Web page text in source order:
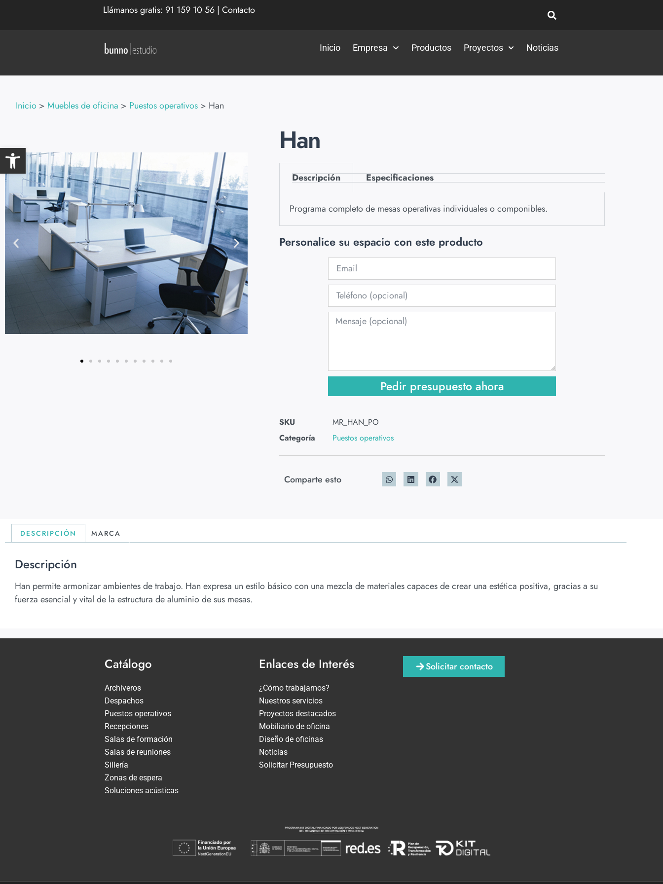
Abrir barra de herramientas
Llámanos gratis: 91 159 10 56| Contacto
Inicio Empresa Productos Proyectos Noticias
Inicio > Muebles de oficina > Puestos operativos > Han
Han
Descripción Especificaciones
Programa completo de mesas operativas individuales o componibles.
Personalice su espacio con este producto
Pedir presupuesto ahora
SKU
MR_HAN_PO
Categoría
Puestos operativos
Comparte esto
DESCRIPCIÓN MARCA
Descripción
Han permite armonizar ambientes de trabajo. Han expresa un estilo básico con una mezcla de materiales capaces de crear una estética positiva, gracias a su
fuerza esencial y vital de la estructura de aluminio de sus mesas.
Catálogo
Archiveros
Despachos
Puestos operativos
Recepciones
Salas de formación
Salas de reuniones
Sillería
Zonas de espera
Soluciones acústicas
Enlaces de Interés
¿Cómo trabajamos?
Nuestros servicios
Proyectos destacados
Mobiliario de oficina
Diseño de oficinas
Noticias
Solicitar Presupuesto
Solicitar contacto